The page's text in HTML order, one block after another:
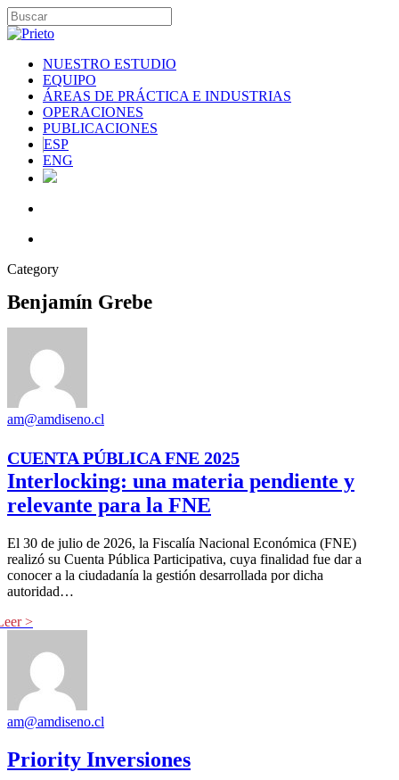
NUESTRO ESTUDIO
EQUIPO
ÁREAS DE PRÁCTICA E INDUSTRIAS
OPERACIONES
PUBLICACIONES
ESP
ENG
Category
Benjamín Grebe
am@amdiseno.cl
CUENTA PÚBLICA FNE 2025
Interlocking: una materia pendiente y
relevante para la FNE
El 30 de julio de 2026, la Fiscalía Nacional Económica (FNE)
realizó su Cuenta Pública Participativa, cuya finalidad fue dar a
conocer a la ciudadanía la gestión desarrollada por dicha
autoridad…
am@amdiseno.cl
Priority Inversiones